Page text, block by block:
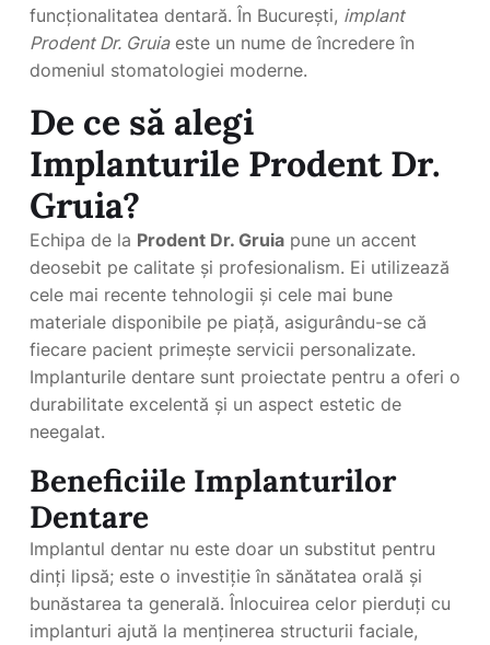
funcționalitatea dentară. În București, implant
Prodent Dr. Gruiaeste un nume de încredere în
domeniul stomatologiei moderne.
De ce să alegi
Implanturile Prodent Dr.
Gruia?
Echipa de la Prodent Dr. Gruia pune un accent
deosebit pe calitate și profesionalism. Ei utilizează
cele mai recente tehnologii și cele mai bune
materiale disponibile pe piață, asigurându-se că
fiecare pacient primește servicii personalizate.
Implanturile dentare sunt proiectate pentru a oferi o
durabilitate excelentă și un aspect estetic de
neegalat.
Beneficiile Implanturilor
Dentare
Implantul dentar nu este doar un substitut pentru
dinți lipsă; este o investiție în sănătatea orală și
bunăstarea ta generală. Înlocuirea celor pierduți cu
implanturi ajută la menținerea structurii faciale,